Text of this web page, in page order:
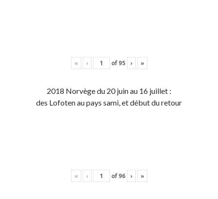
« ‹ of95 › »
2018 Norvège du 20 juin au 16 juillet :
des Lofoten au pays sami, et début du retour
« ‹ of96 › »